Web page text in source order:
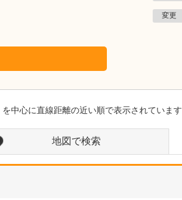
変更
を中心に直線距離の近い順で表示されています
地図で検索
武蔵小杉あがわ内科・消化器クリニック
阿川 周平院長取材記事
うな診療が受けられますか?
風邪やインフルエンザ、
生活習慣病といった身近